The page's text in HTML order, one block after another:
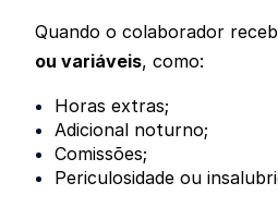
Quando o colaborador
ou variáveis, como:
Horas extras;
Adicional noturno;
Comissões;
Periculosidade ou